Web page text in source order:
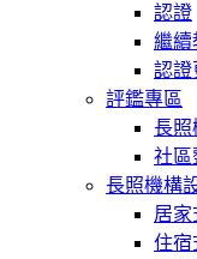
認證
繼續
認證
評鑑專區
長照
社區
長照機構
居家
住宿